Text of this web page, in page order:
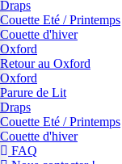
Draps
Couette Eté / Printemps
Couette d'hiver
Oxford
Retour au Oxford
Oxford
Parure de Lit
Draps
Couette Eté / Printemps
Couette d'hiver
FAQ